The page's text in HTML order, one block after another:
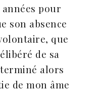
années pour
son absence
que
de sa
alors
de mon âme